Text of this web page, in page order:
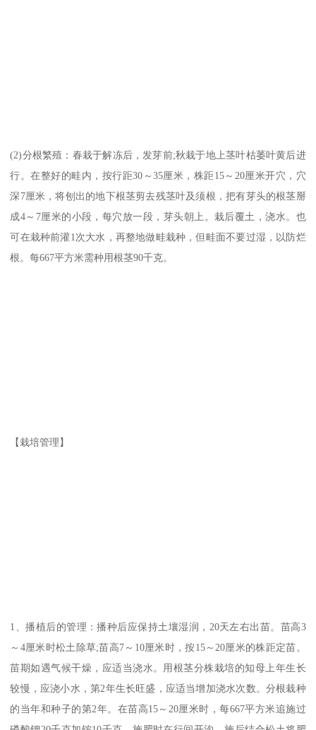
(2)分根繁殖：春栽于解冻后，发芽前;秋栽于地上茎叶枯萎叶黄后进
行。在整好的畦内，按行距30～35厘米，株距15～20厘米开穴，穴
深7厘米，将刨出的地下根茎剪去残茎叶及须根，把有芽头的根茎掰
成4～7厘米的小段，每穴放一段，芽头朝上。栽后覆土，浇水。也
可在栽种前灌1次大水，再整地做畦栽种，但畦面不要过湿，以防烂
根。每667平方米需种用根茎90千克。
【栽培管理】
1、播植后的管理：播种后应保持土壤湿润，20天左右出苗。苗高3
～4厘米时松土除草;苗高7～10厘米时，按15～20厘米的株距定苗。
苗期如遇气候干燥，应适当浇水。用根茎分株栽培的知母上年生长
较慢，应浇小水，第2年生长旺盛，应适当增加浇水次数。分根栽种
的当年和种子的第2年。在苗高15～20厘米时，每667平方米追施过